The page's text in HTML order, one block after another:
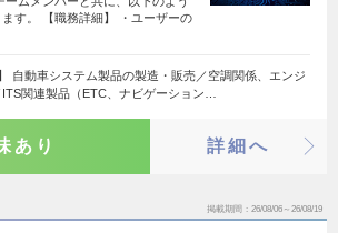
す。 【職務詳細】 ・ユーザーの
自動車システム製品の製造・販売／空調関係、エンジ
関連製品（ETC、ナビゲーション…
あり 詳細へ
掲載期間 26/08/06～26/08/19